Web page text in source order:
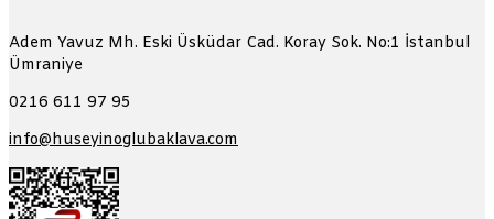
Adem Yavuz Mh. Eski Üsküdar Cad. Koray Sok. No:1 İstanbul
Ümraniye
0216 611 97 95
info@huseyinoglubaklava.com